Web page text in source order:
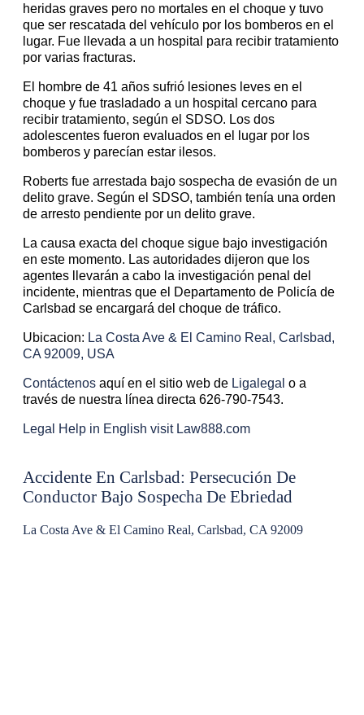
heridas graves pero no mortales en el choque y tuvo
que ser rescatada del vehículo por los bomberos en el
lugar. Fue llevada a un hospital para recibir tratamiento
por varias fracturas.
El hombre de 41 años sufrió lesiones leves en el
choque y fue trasladado a un hospital cercano para
recibir tratamiento, según el SDSO. Los dos
adolescentes fueron evaluados en el lugar por los
bomberos y parecían estar ilesos.
Roberts fue arrestada bajo sospecha de evasión de un
delito grave. Según el SDSO, también tenía una orden
de arresto pendiente por un delito grave.
La causa exacta del choque sigue bajo investigación
en este momento. Las autoridades dijeron que los
agentes llevarán a cabo la investigación penal del
incidente, mientras que el Departamento de Policía de
Carlsbad se encargará del choque de tráfico.
Ubicacion: La Costa Ave & El Camino Real, Carlsbad,
CA 92009, USA
Contáctenos aquí en el sitio web de Ligalegal o a
través de nuestra línea directa 626-790-7543.
Legal Help in English visit Law888.com
Accidente En Carlsbad: Persecución De
Conductor Bajo Sospecha De Ebriedad
La Costa Ave & El Camino Real, Carlsbad, CA 92009